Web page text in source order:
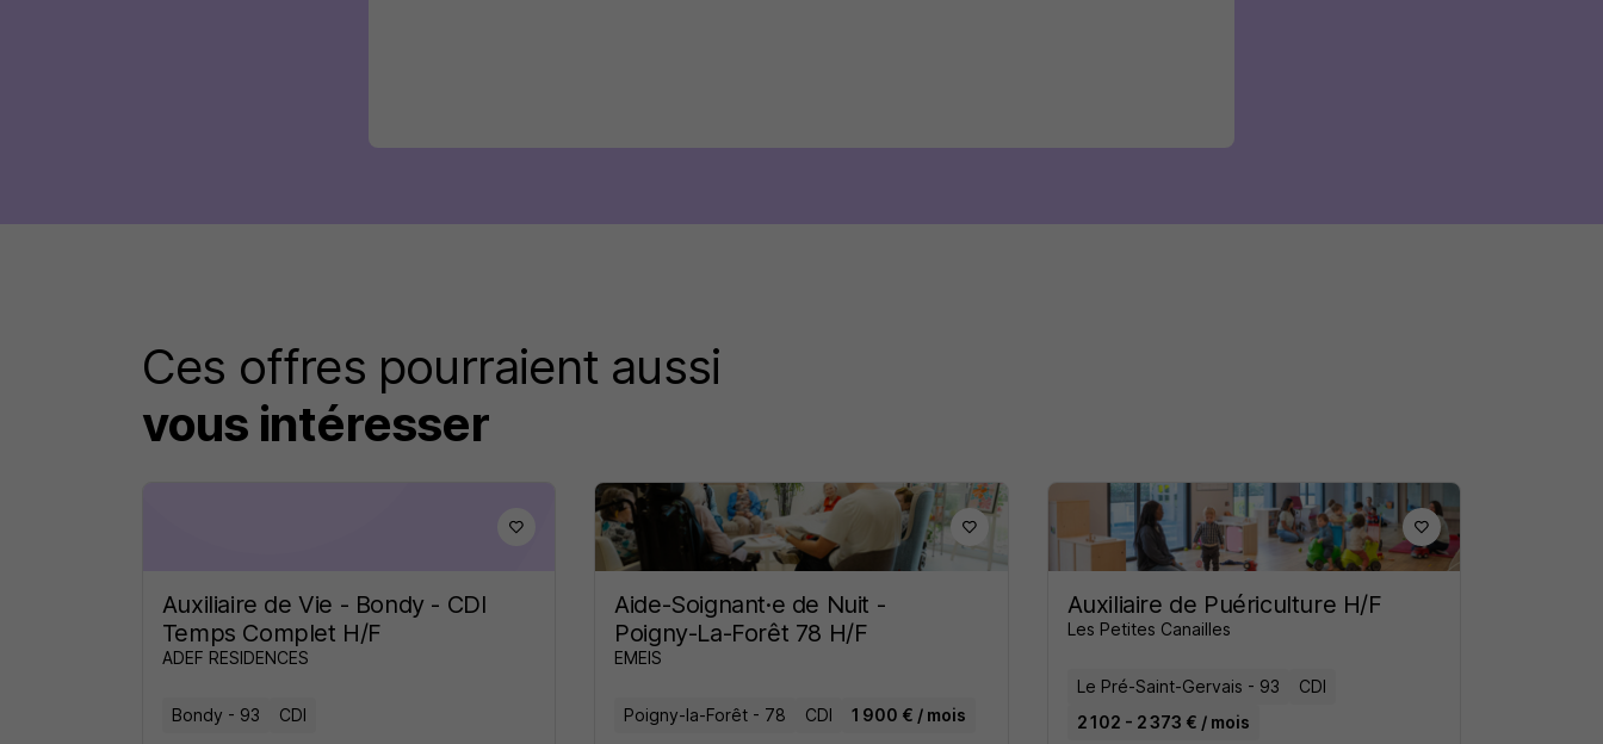
Ces offres pourraient aussi
vous intéresser
Auxiliaire de Vie - Bondy - CDI
Temps Complet H/F
ADEF RESIDENCES
Bondy - 93 CDI
Aide-Soignant·e de Nuit -
Poigny-La-Forêt 78 H/F
EMEIS
Poigny-la-Forêt - 78 CDI 1 900 € / mois
Auxiliaire de Puériculture H/F
Les Petites Canailles
Le Pré-Saint-Gervais - 93
CDI
2 102 - 2 373 € / mois